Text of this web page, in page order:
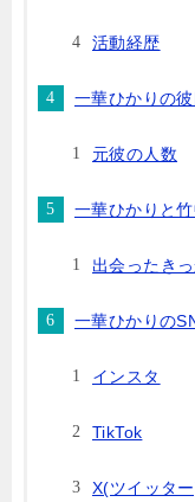
活動経歴
一華ひかりの彼
元彼の人数
一華ひかりと
出会ったき
一華ひかりの
インスタ
TikTok
X(ツイッタ